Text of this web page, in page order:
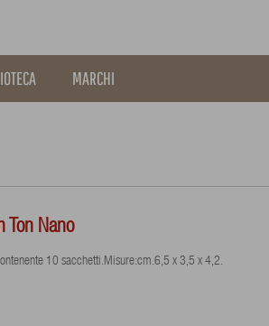
MARCHI
Ton Nano
10 sacchetti.Misure:cm.6,5 x 3,5 x 4,2.